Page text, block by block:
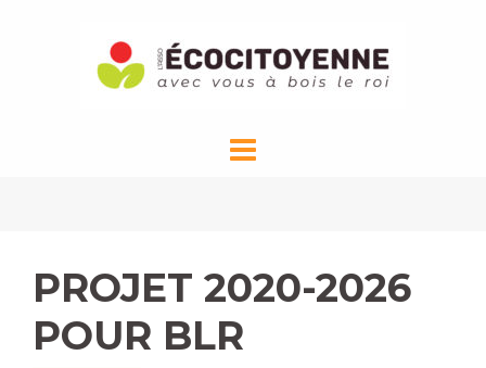
PROJET 2020-2026
POUR BLR